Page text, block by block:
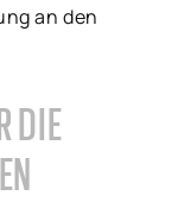
an den
DIE